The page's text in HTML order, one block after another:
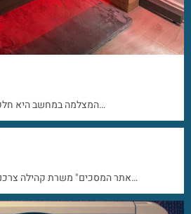
המצלמה במחשב היא חלק חשוב מאוד במקבוק ומוטב…
"אתר המסכים" משרת קהילה צרכנית הצורכת שירותי תיקונים…